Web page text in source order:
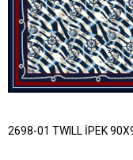
2698-01 TWILL İPEK